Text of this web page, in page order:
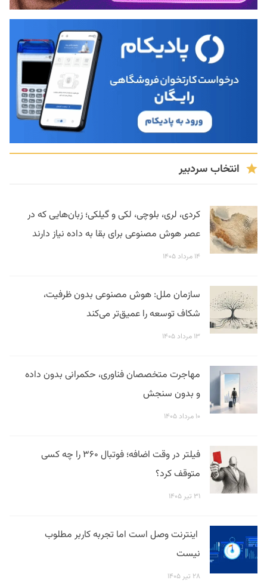
انتخاب سردبیر
کردی، لری، بلوچی، لکی و گیلکی؛ زبان‌هایی که در
عصر هوش مصنوعی برای بقا به داده نیاز دارند
۱۴ مرداد ۱۴۰۵
سازمان ملل: هوش مصنوعی بدون ظرفیت،
شکاف توسعه را عمیق‌تر می‌کند
۱۳ مرداد ۱۴۰۵
مهاجرت متخصصان فناوری، حکمرانی بدون داده
و بدون سنجش
۱۰ مرداد ۱۴۰۵
فیلتر در وقت اضافه؛ فوتبال ۳۶۰ را چه کسی
متوقف کرد؟
۳۱ تیر ۱۴۰۵
اینترنت وصل است اما تجربه کاربر مطلوب
نیست
۲۸ تیر ۱۴۰۵